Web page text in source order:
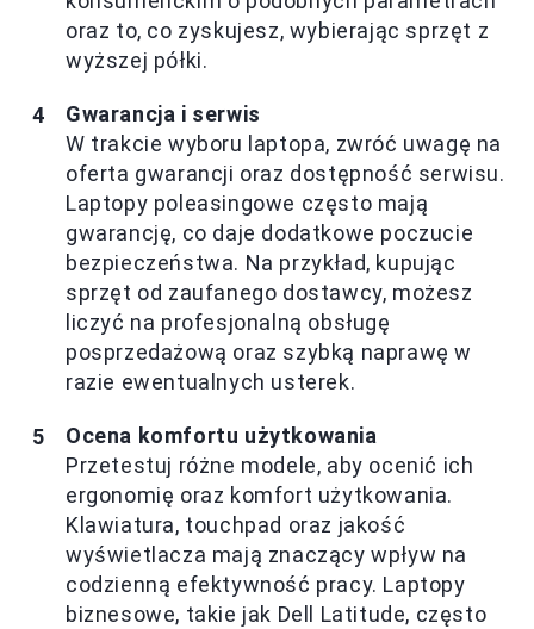
oraz to, co zyskujesz, wybierając sprzęt z
wyższej półki.
Gwarancja i serwis
W trakcie wyboru laptopa, zwróć uwagę na
oferta gwarancji oraz dostępność serwisu.
Laptopy poleasingowe często mają
gwarancję, co daje dodatkowe poczucie
bezpieczeństwa. Na przykład, kupując
sprzęt od zaufanego dostawcy, możesz
liczyć na profesjonalną obsługę
posprzedażową oraz szybką naprawę w
razie ewentualnych usterek.
Ocena komfortu użytkowania
Przetestuj różne modele, aby ocenić ich
ergonomię oraz komfort użytkowania.
Klawiatura, touchpad oraz jakość
wyświetlacza mają znaczący wpływ na
codzienną efektywność pracy. Laptopy
biznesowe, takie jak Dell Latitude, często